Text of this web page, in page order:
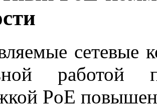
сетевые
PoE